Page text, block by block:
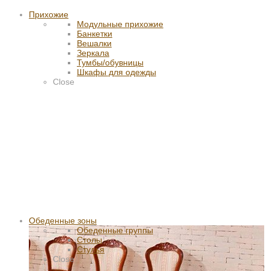
Прихожие
Модульные прихожие
Банкетки
Вешалки
Зеркала
Тумбы/обувницы
Шкафы для одежды
Close
Обеденные зоны
Обеденные группы
Столы
Стулья
Close